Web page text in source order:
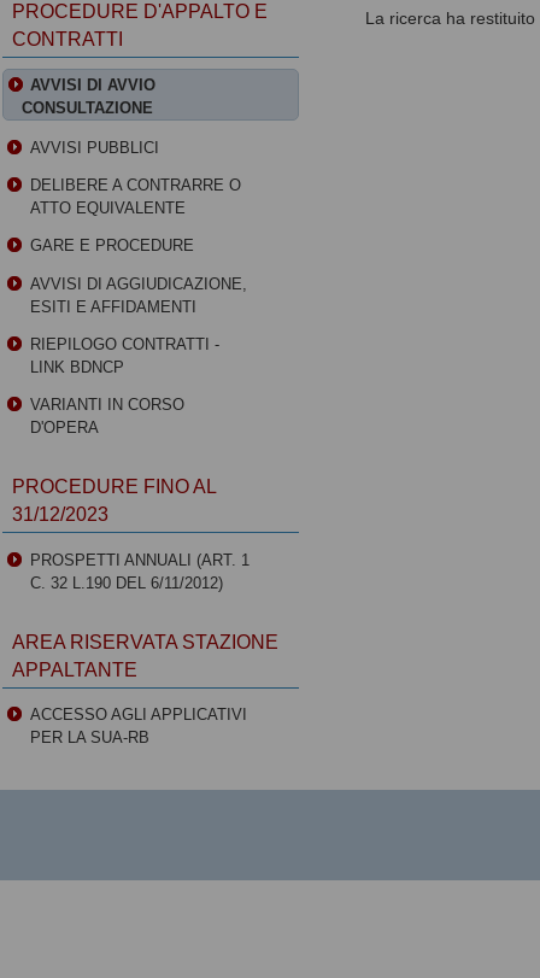
La ricerca ha restituito
PROCEDURE D'APPALTO E
CONTRATTI
AVVISI DI AVVIO
CONSULTAZIONE
AVVISI PUBBLICI
DELIBERE A CONTRARRE O
ATTO EQUIVALENTE
GARE E PROCEDURE
AVVISI DI AGGIUDICAZIONE,
ESITI E AFFIDAMENTI
RIEPILOGO CONTRATTI -
LINK BDNCP
VARIANTI IN CORSO
D'OPERA
PROCEDURE FINO AL
31/12/2023
PROSPETTI ANNUALI (ART. 1
C. 32 L.190 DEL 6/11/2012)
AREA RISERVATA STAZIONE
APPALTANTE
ACCESSO AGLI APPLICATIVI
PER LA SUA-RB